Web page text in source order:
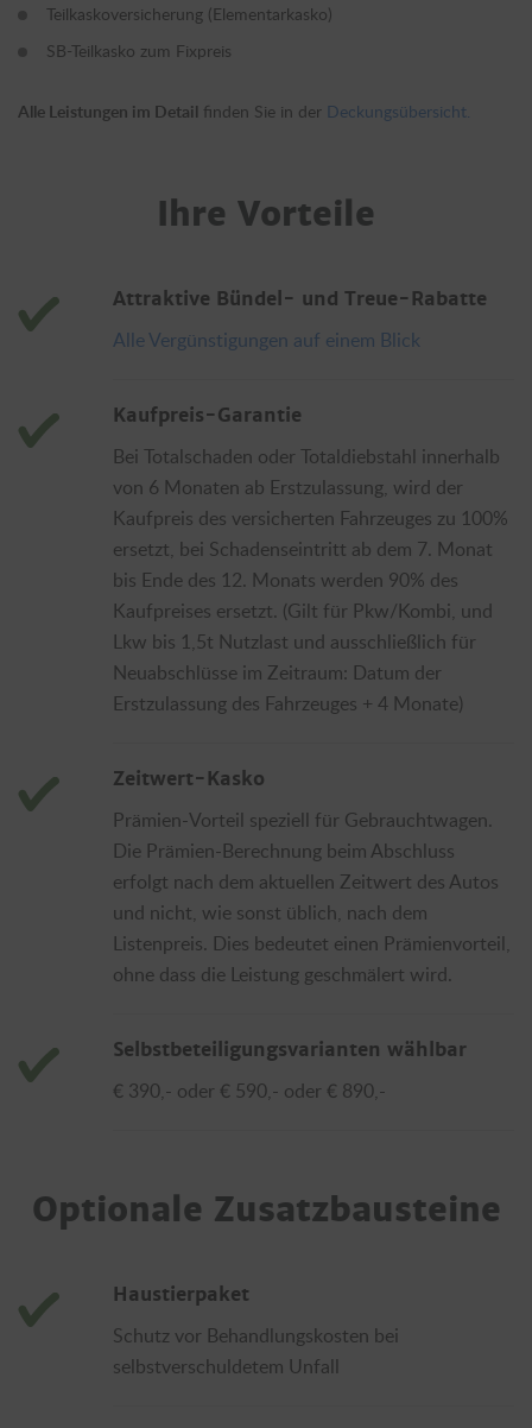
Teilkaskoversicherung (Elementarkasko)
SB-Teilkasko zum Fixpreis
Alle Leistungen im Detail finden Sie in der Deckungsübersicht.
Ihre Vorteile
Attraktive Bündel- und Treue-Rabatte
Alle Vergünstigungen auf einem Blick
Kaufpreis-Garantie
Bei Totalschaden oder Totaldiebstahl innerhalb
von 6 Monaten ab Erstzulassung, wird der
Kaufpreis des versicherten Fahrzeuges zu 100%
ersetzt, bei Schadenseintritt ab dem 7. Monat
bis Ende des 12. Monats werden 90% des
Kaufpreises ersetzt. (Gilt für Pkw/Kombi, und
Lkw bis 1,5t Nutzlast und ausschließlich für
Neuabschlüsse im Zeitraum: Datum der
Erstzulassung des Fahrzeuges + 4 Monate)
Zeitwert-Kasko
Prämien-Vorteil speziell für Gebrauchtwagen.
Die Prämien-Berechnung beim Abschluss
erfolgt nach dem aktuellen Zeitwert des Autos
und nicht, wie sonst üblich, nach dem
Listenpreis. Dies bedeutet einen Prämienvorteil,
ohne dass die Leistung geschmälert wird.
Selbstbeteiligungsvarianten wählbar
€ 390,- oder € 590,- oder € 890,-
Optionale Zusatzbausteine
Haustierpaket
Schutz vor Behandlungskosten bei
selbstverschuldetem Unfall